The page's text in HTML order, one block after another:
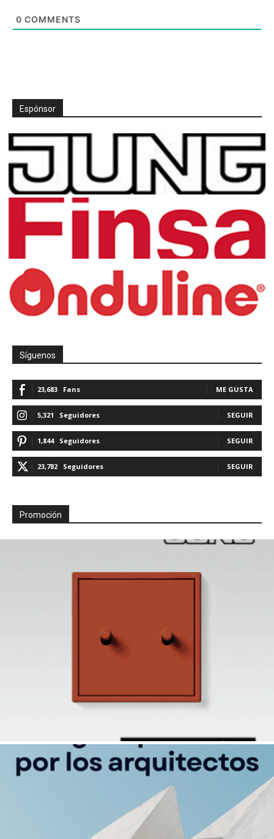
0 COMMENTS
Espónsor
Síguenos
23,683 Fans ME GUSTA
5,321 Seguidores SEGUIR
1,844 Seguidores SEGUIR
23,782 Seguidores SEGUIR
Promoción